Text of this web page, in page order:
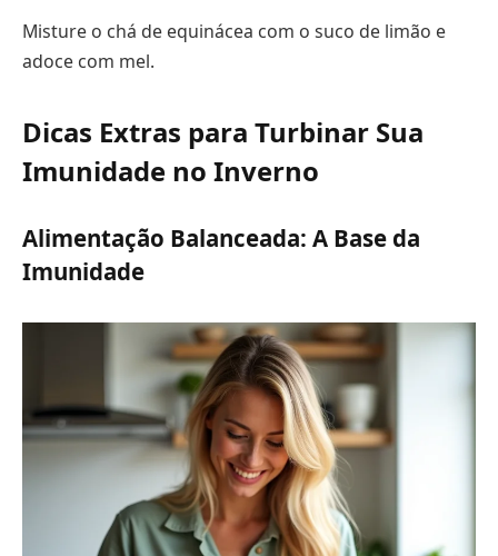
Misture o chá de equinácea com o suco de limão e
adoce com mel.
Dicas Extras para Turbinar Sua
Imunidade no Inverno
Alimentação Balanceada: A Base da
Imunidade